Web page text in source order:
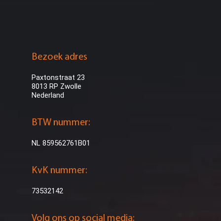
Bezoek adres
Paxtonstraat 23
8013 RP Zwolle
Nederland
BTW nummer:
NL 859562761B01
KvK nummer:
73532142
Volg ons op social media: